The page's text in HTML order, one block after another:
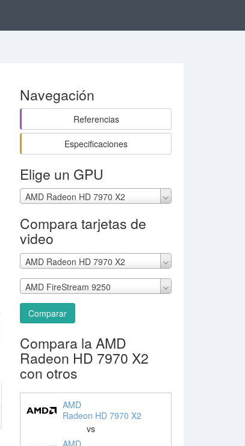
Navegación
Referencias
Especificaciones
Elige un GPU
AMD Radeon HD 7970 X2
Compara tarjetas de
video
AMD Radeon HD 7970 X2
AMD FireStream 9250
Comparar
Compara la AMD
Radeon HD 7970 X2
con otros
AMD
Radeon HD 7970 X2
vs
AMD